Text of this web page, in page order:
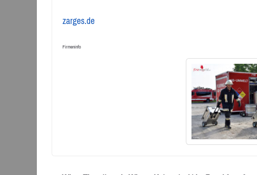
zarges.de
Firmeninfo